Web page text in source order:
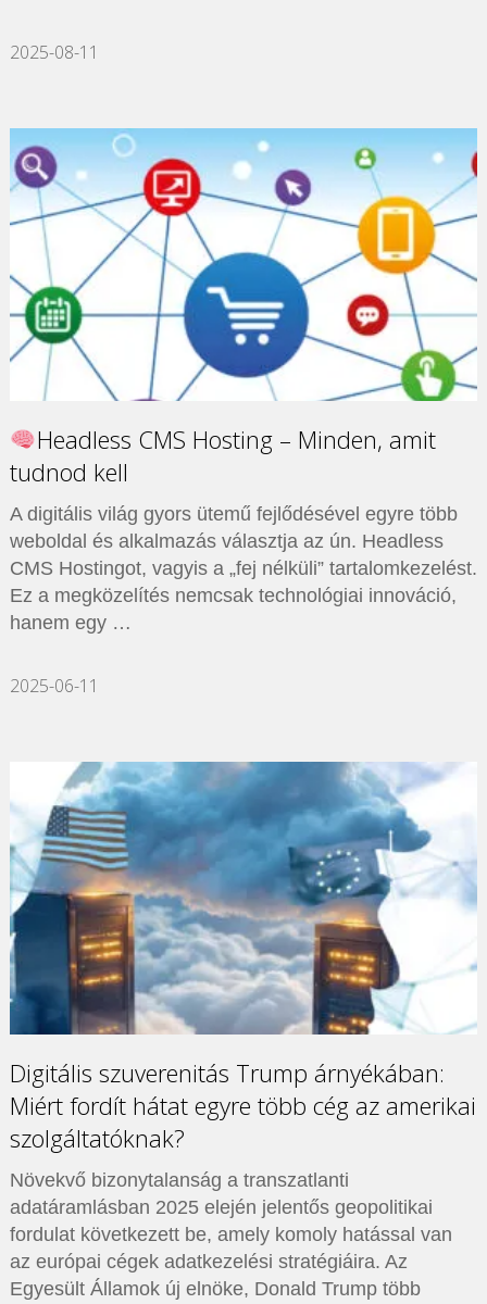
2025-08-11
Headless CMS Hosting – Minden, amit
tudnod kell
A digitális világ gyors ütemű fejlődésével egyre több
weboldal és alkalmazás választja az ún. Headless
CMS Hostingot, vagyis a „fej nélküli” tartalomkezelést.
Ez a megközelítés nemcsak technológiai innováció,
hanem egy …
2025-06-11
Digitális szuverenitás Trump árnyékában:
Miért fordít hátat egyre több cég az amerikai
szolgáltatóknak?
Növekvő bizonytalanság a transzatlanti
adatáramlásban 2025 elején jelentős geopolitikai
fordulat következett be, amely komoly hatással van
az európai cégek adatkezelési stratégiáira. Az
Egyesült Államok új elnöke, Donald Trump több